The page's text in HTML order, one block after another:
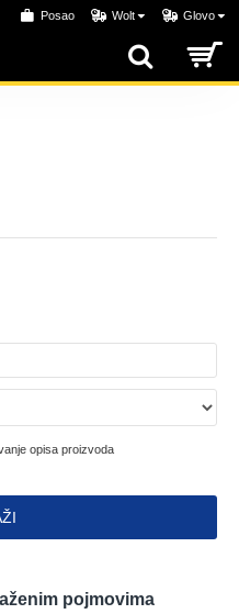
Posao Wolt Glovo
opisa proizvoda
pojmovima